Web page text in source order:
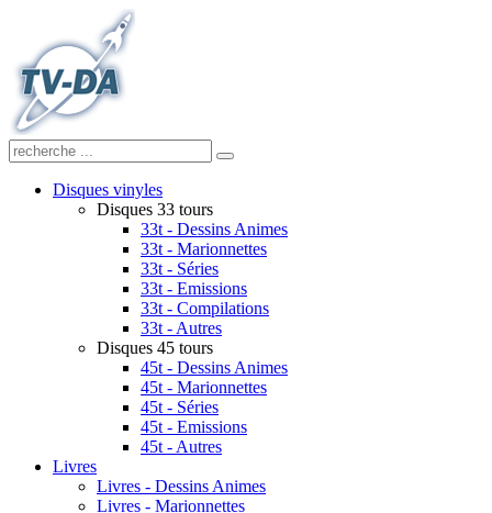
Disques vinyles
Disques 33 tours
33t - Dessins Animes
33t - Marionnettes
33t - Séries
33t - Emissions
33t - Compilations
33t - Autres
Disques 45 tours
45t - Dessins Animes
45t - Marionnettes
45t - Séries
45t - Emissions
45t - Autres
Livres
Livres - Dessins Animes
Livres - Marionnettes